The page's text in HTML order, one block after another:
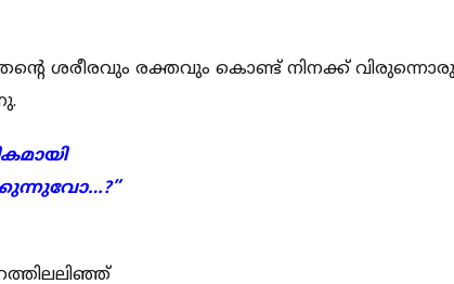
ശരീരവും രക്തവും കൊണ്ട് നിനക്ക്